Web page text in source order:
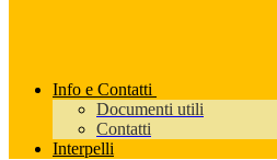
Info e Contatti
Documenti utili
Contatti
Interpelli